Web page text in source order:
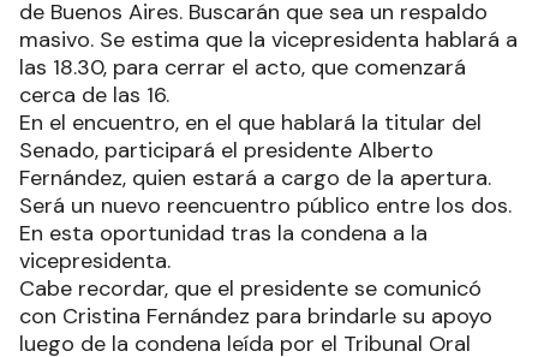
de Buenos Aires. Buscarán que sea un respaldo
masivo. Se estima que la vicepresidenta hablará a
las 18.30, para cerrar el acto, que comenzará
cerca de las 16.
En el encuentro, en el que hablará la titular del
Senado, participará el presidente Alberto
Fernández, quien estará a cargo de la apertura.
Será un nuevo reencuentro público entre los dos.
En esta oportunidad tras la condena a la
vicepresidenta.
Cabe recordar, que el presidente se comunicó
con Cristina Fernández para brindarle su apoyo
luego de la condena leída por el Tribunal Oral